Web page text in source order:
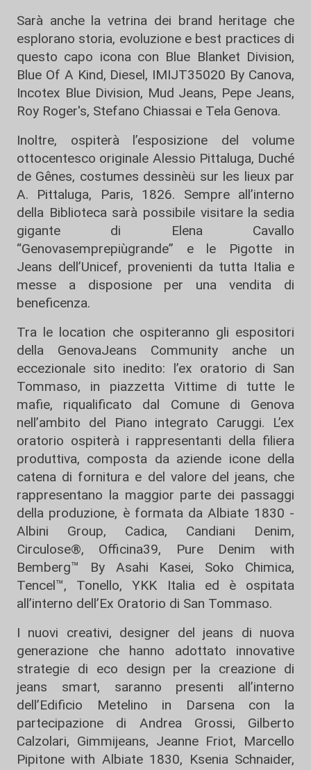
Sarà anche la vetrina dei brand heritage che
esplorano storia, evoluzione e best practices di
questo capo icona con Blue Blanket Division,
Blue Of A Kind, Diesel, IMIJT35020 By Canova,
Incotex Blue Division, Mud Jeans, Pepe Jeans,
Roy Roger's, Stefano Chiassai e Tela Genova.
Inoltre, ospiterà l’esposizione del volume
ottocentesco originale Alessio Pittaluga, Duché
de Gênes, costumes dessinèü sur les lieux par
A. Pittaluga, Paris, 1826. Sempre all’interno
della Biblioteca sarà possibile visitare la sedia
gigante di Elena Cavallo
“Genovasemprepiùgrande” e le Pigotte in
Jeans dell’Unicef, provenienti da tutta Italia e
messe a disposione per una vendita di
beneficenza.
Tra le location che ospiteranno gli espositori
della GenovaJeans Community anche un
eccezionale sito inedito: l’ex oratorio di San
Tommaso, in piazzetta Vittime di tutte le
mafie, riqualificato dal Comune di Genova
nell’ambito del Piano integrato Caruggi. L’ex
oratorio ospiterà i rappresentanti della filiera
produttiva, composta da aziende icone della
catena di fornitura e del valore del jeans, che
rappresentano la maggior parte dei passaggi
della produzione, è formata da Albiate 1830 -
Albini Group, Cadica, Candiani Denim,
Circulose®️, Officina39, Pure Denim with
Bemberg™️ By Asahi Kasei, Soko Chimica,
Tencel™️, Tonello, YKK Italia ed è ospitata
all’interno dell’Ex Oratorio di San Tommaso.
I nuovi creativi, designer del jeans di nuova
generazione che hanno adottato innovative
strategie di eco design per la creazione di
jeans smart, saranno presenti all’interno
dell’Edificio Metelino in Darsena con la
partecipazione di Andrea Grossi, Gilberto
Calzolari, Gimmijeans, Jeanne Friot, Marcello
Pipitone with Albiate 1830, Ksenia Schnaider,